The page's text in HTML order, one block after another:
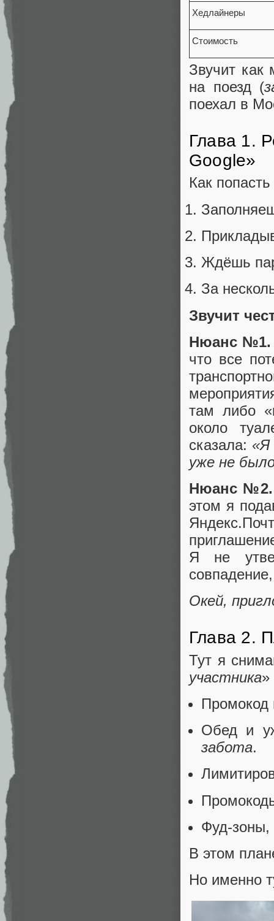
Хедлайнеры
Стоимость
Звучит как
на поезд (
поехал в
Глава 1.
Google»
Как
Ждёшь
За
Звучит
Нюанс №1.
что все
там либо
около
сказала: «Я
уже не
Нюанс №2.
этом я
Я не
Окей,
Глава 2.
Тут я
участника»
Промокод
Обед и
забота.
Фуд-зоны,
В этом
Но именно